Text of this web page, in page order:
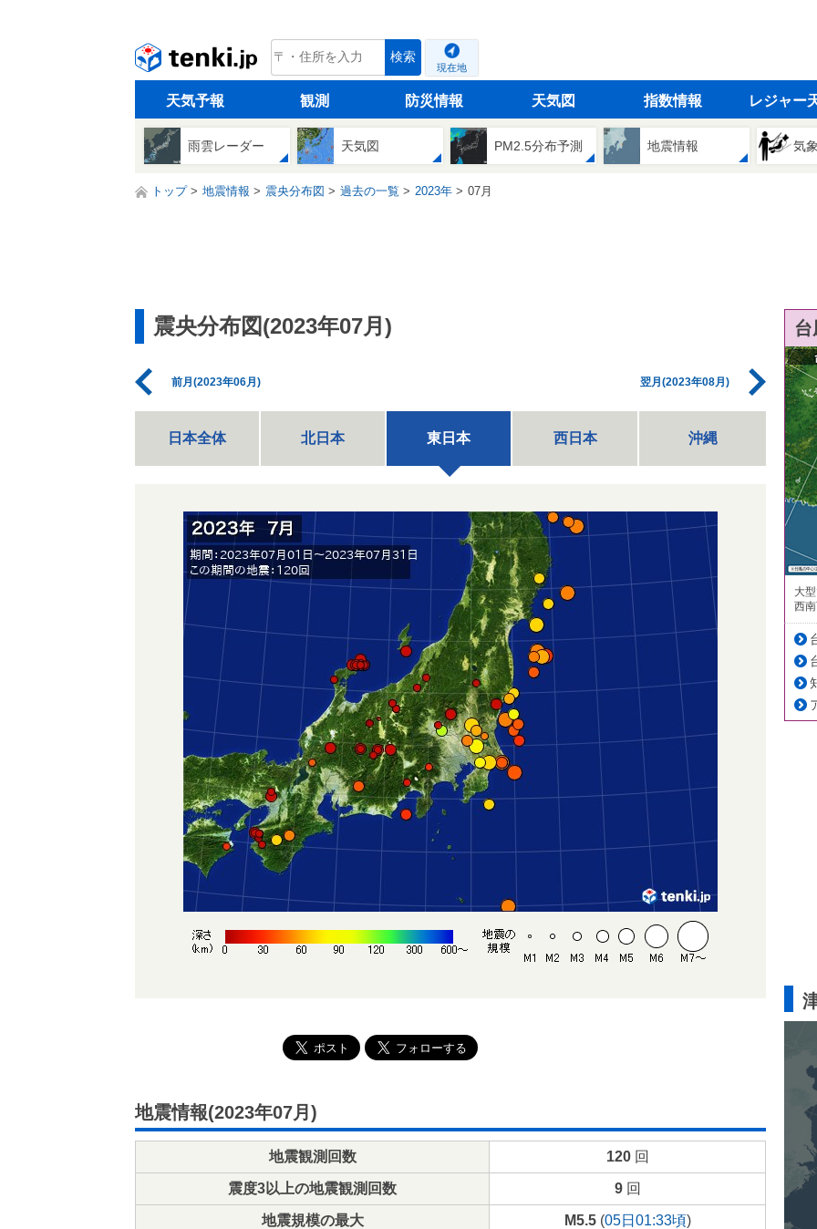
tenki.jp 検索
現在地
天気予報 観測 防災情報 天気図 指数情報 レジャー
雨雲レーダー 天気図 PM2.5分布予測 地震情報 気
トップ 地震情報 震央分布図 過去の一覧 2023年 07月
震央分布図(2023年07月)
前月(2023年06月) 翌月(2023年08月)
日本全体 北日本 東日本 西日本 沖縄
地震情報(2023年07月)
地震観測回数 120回
震度3以上の地震観測回数 9回
地震規模の最大 M5.5(05日01:33頃)
大
西